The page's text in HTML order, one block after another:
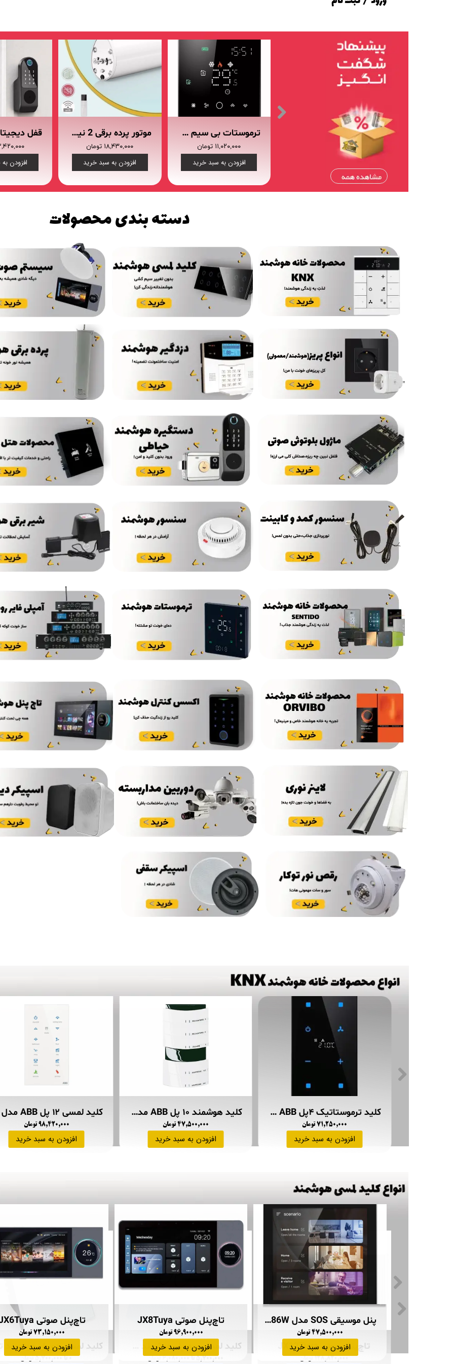
پنل ثبت قراردادهای سازمانی پرسنل
۲۲,۴۲۰,۰۰۰
افزودن
موتور پرده برقی 2 نیوتون بر متر کناررو Maxon مدل M20- 4E-2
۱۸,۴۳۰,۰۰۰ تومان
افزودن به سبد خرید
ترموستات بی سیم هوشمند BECA BAC-003ALW (گرمایش از کف/فن کوئل/کولر آبی)
۱۱,۰۲۰,۰۰۰ تومان
افزودن به سبد خرید
۷,۶۰۰,۰۰۰ تومان
افزودن به سبد خرید
تغییر گذر واژه
سفارشات
خروج از حساب کاربری
تاچ‌پنل صوتی JX12Tuya
.
۹۸,۴۲۰,۰۰۰ تومان
افزودن به سبد خرید
کلید هوشمند ۱۰ پل ABB مدل TRITON
۴۷,۵۰۰,۰۰۰ تومان
افزودن به سبد خرید
کلید ترموستاتیک ۴پل ABB مدل TACTEO عمودی
۷۱,۲۵۰,۰۰۰ تومان
افزودن به سبد خرید
دسته بندی محصولات
تاچ‌پنل صوتی JX6Tuya
۷۳,۱۵۰,۰۰۰ تومان
افزودن به سبد خرید
تاچ‌پنل صوتی JX8Tuya
۹۶,۹۰۰,۰۰۰ تومان
افزودن به سبد خرید
پنل موسیقی SOS مدل JX86W
۴۷,۵۰۰,۰۰۰ تومان
افزودن به سبد خرید